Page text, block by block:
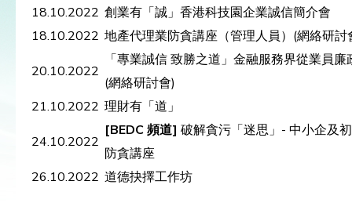
18.10.2022 創業有「誠」香港科技園企業誠信簡介會
18.10.2022 地產代理業防貪講座（管理人員）(網絡研討
20.10.2022
「專業誠信 致勝之道」金融服務界從業員廉
(網絡研討會)
21.10.2022 理財有「道」
24.10.2022
[BEDC頻道] 破解貪污「迷思」- 中小企及
防貪講座
26.10.2022 道德抉擇工作坊